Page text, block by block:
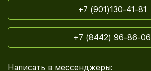
+7 (901)130-41-81
+7 (8442) 96-86-06
Написать в мессенджеры: